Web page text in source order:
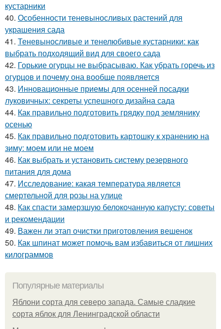
кустарники
40. Особенности теневыносливых растений для
украшения сада
41. Теневыносливые и тенелюбивые кустарники: как
выбрать подходящий вид для своего сада
42. Горькие огурцы не выбрасываю. Как убрать горечь из
огурцов и почему она вообще появляется
43. Инновационные приемы для осенней посадки
луковичных: секреты успешного дизайна сада
44. Как правильно подготовить грядку под землянику
осенью
45. Как правильно подготовить картошку к хранению на
зиму: моем или не моем
46. Как выбрать и установить систему резервного
питания для дома
47. Исследование: какая температура является
смертельной для розы на улице
48. Как спасти замерзшую белокочанную капусту: советы
и рекомендации
49. Важен ли этап очистки приготовления вешенок
50. Как шпинат может помочь вам избавиться от лишних
килограммов
Популярные материалы
Яблони сорта для северо запада. Самые сладкие
сорта яблок для Ленинградской области